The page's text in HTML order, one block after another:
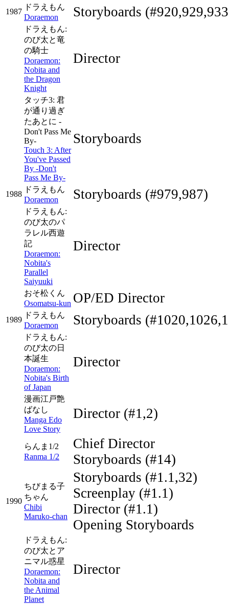
1987
ドラえもん
Doraemon
Storyboards
ドラえもん:
のび太と竜
の騎士
Doraemon:
Nobita and
the Dragon
Knight
Director
タッチ3: 君
が通り過ぎ
たあとに -
Don't Pass Me
By-
Touch 3: After
You've Passed
By -Don't
Pass Me By-
Storyboards
1988
ドラえもん
Doraemon
Storyboards (#979,987)
ドラえもん:
のび太のパ
ラレル西遊
記
Doraemon:
Nobita's
Parallel
Saiyuuki
Director
おそ松くん
Osomatsu-kun OP/ED Director
1989
ドラえもん
Doraemon
Storyboards
ドラえもん:
のび太の日
本誕生
Doraemon:
Nobita's Birth
of Japan
Director
漫画江戸艶
ばなし
Manga Edo
Love Story
Director (#1,2)
らんま1/2
Ranma 1/2
Chief Director
Storyboards (#14)
1990
ちびまる子
ちゃん
Chibi
Maruko-chan
Storyboards (#1.1,32)
Screenplay (#1.1)
Director (#1.1)
Opening Storyboards
ドラえもん:
のび太とア
ニマル惑星
Doraemon:
Nobita and
the Animal
Planet
Director